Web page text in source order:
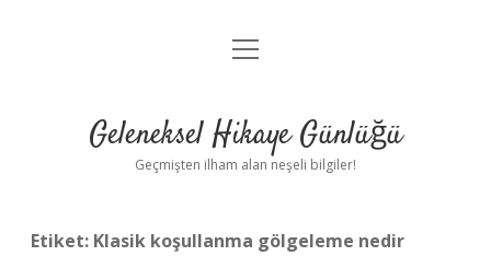
Anasayfa
Yasal Uyarı
menüyü
Geleneksel Hikaye Günlüğü
Geçmişten ilham alan neşeli bilgiler!
Etiket: Klasik koşullanma gölgeleme nedir